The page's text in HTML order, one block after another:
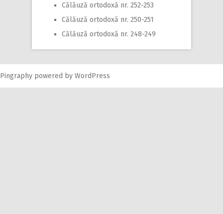
Călăuză ortodoxă nr. 252-253
Călăuză ortodoxă nr. 250-251
Călăuză ortodoxă nr. 248-249
Pingraphy powered by WordPress